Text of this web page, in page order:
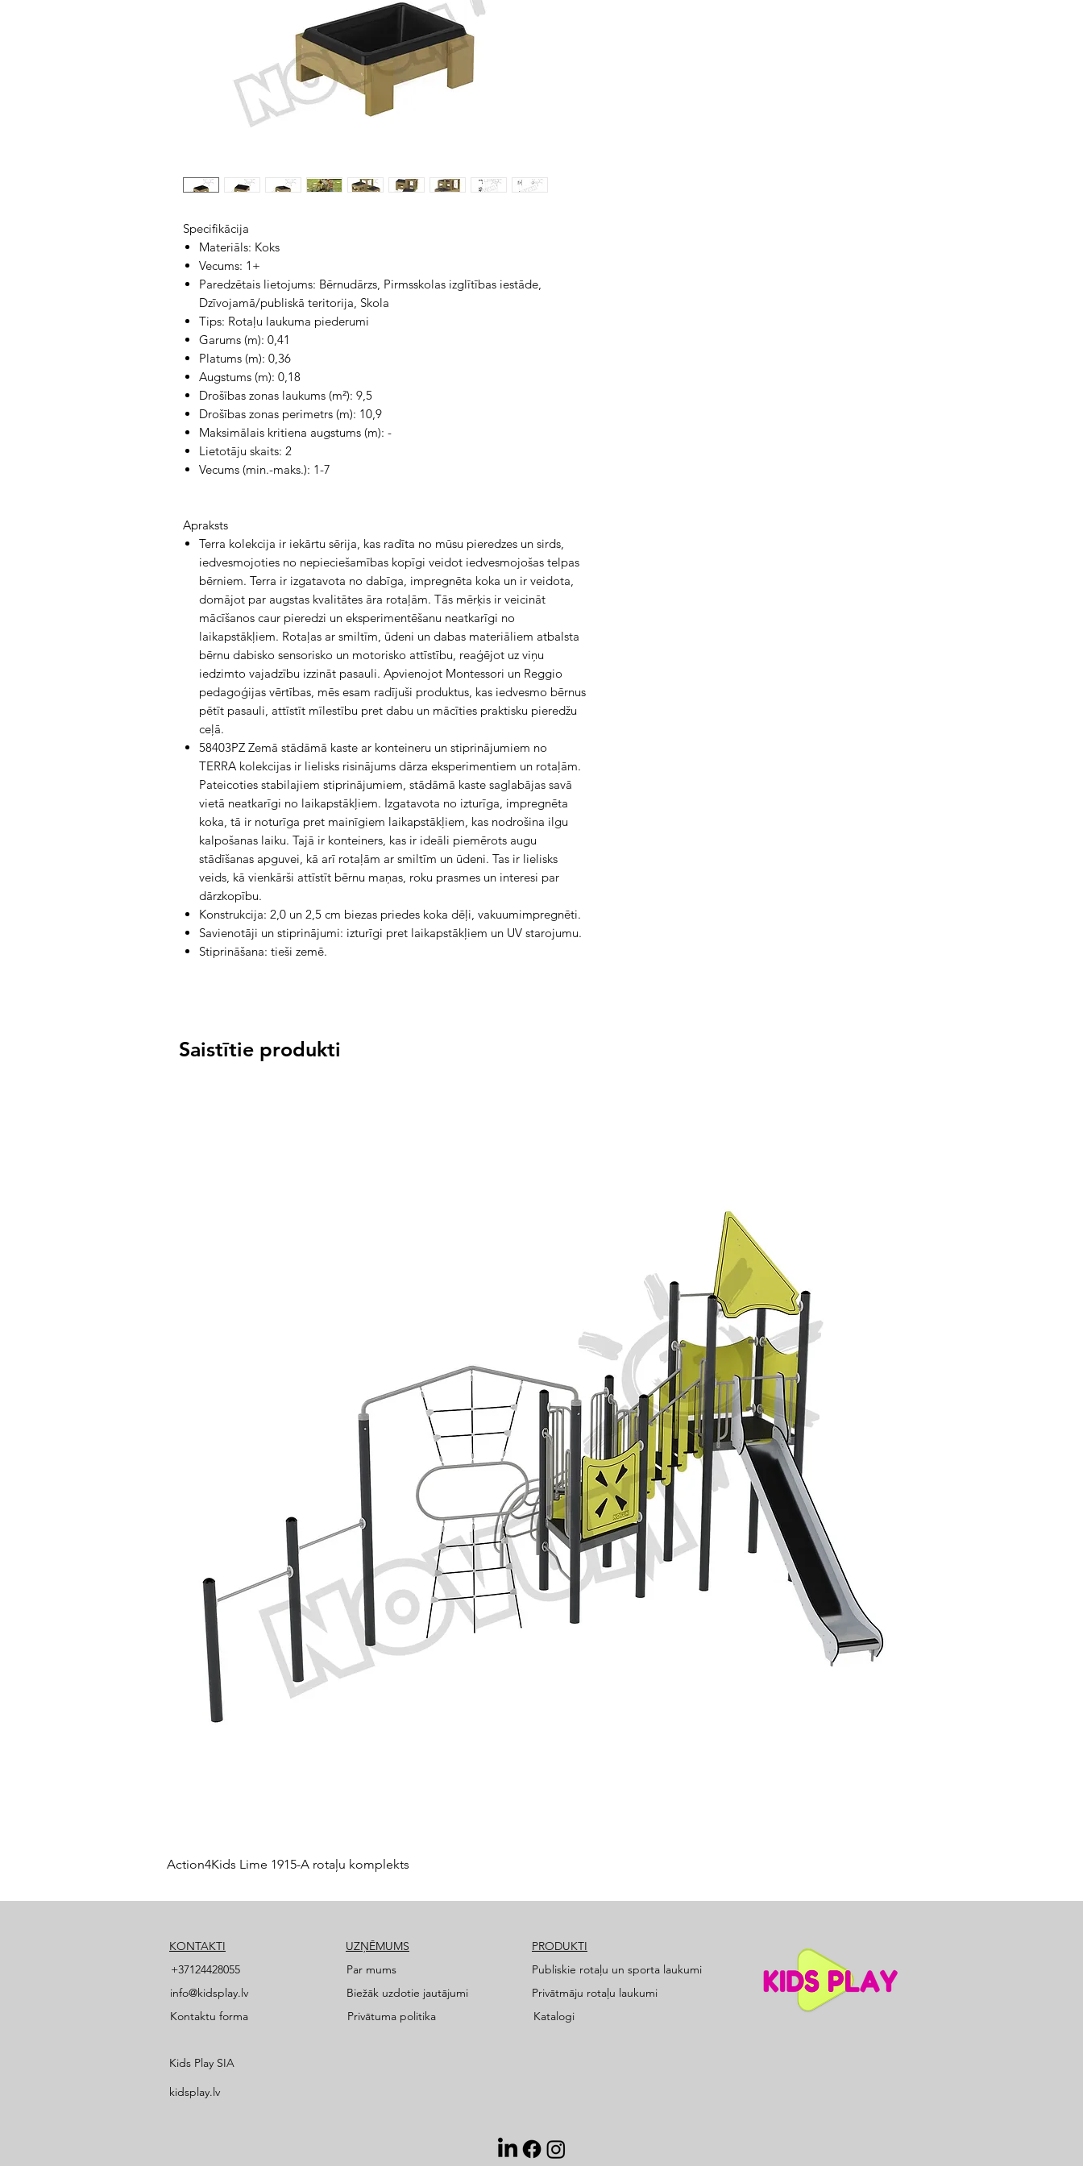
Specifikācija
Materiāls: Koks
Vecums: 1+
Paredzētais lietojums: Bērnudārzs, Pirmsskolas izglītības iestāde,
Dzīvojamā/publiskā teritorija, Skola
Tips: Rotaļu laukuma piederumi
Garums (m): 0,41
Platums (m): 0,36
Augstums (m): 0,18
Drošības zonas laukums (m²): 9,5
Drošības zonas perimetrs (m): 10,9
Maksimālais kritiena augstums (m): -
Lietotāju skaits: 2
Vecums (min.-maks.): 1-7
Apraksts
Terra kolekcija ir iekārtu sērija, kas radīta no mūsu pieredzes un sirds,
iedvesmojoties no nepieciešamības kopīgi veidot iedvesmojošas telpas
bērniem. Terra ir izgatavota no dabīga, impregnēta koka un ir veidota,
domājot par augstas kvalitātes āra rotaļām. Tās mērķis ir veicināt
mācīšanos caur pieredzi un eksperimentēšanu neatkarīgi no
laikapstākļiem. Rotaļas ar smiltīm, ūdeni un dabas materiāliem atbalsta
bērnu dabisko sensorisko un motorisko attīstību, reaģējot uz viņu
iedzimto vajadzību izzināt pasauli. Apvienojot Montessori un Reggio
pedagoģijas vērtības, mēs esam radījuši produktus, kas iedvesmo bērnus
pētīt pasauli, attīstīt mīlestību pret dabu un mācīties praktisku pieredžu
ceļā.
58403PZ Zemā stādāmā kaste ar konteineru un stiprinājumiem no
TERRA kolekcijas ir lielisks risinājums dārza eksperimentiem un rotaļām.
Pateicoties stabilajiem stiprinājumiem, stādāmā kaste saglabājas savā
vietā neatkarīgi no laikapstākļiem. Izgatavota no izturīga, impregnēta
koka, tā ir noturīga pret mainīgiem laikapstākļiem, kas nodrošina ilgu
kalpošanas laiku. Tajā ir konteiners, kas ir ideāli piemērots augu
stādīšanas apguvei, kā arī rotaļām ar smiltīm un ūdeni. Tas ir lielisks
veids, kā vienkārši attīstīt bērnu maņas, roku prasmes un interesi par
dārzkopību.
Konstrukcija: 2,0 un 2,5 cm biezas priedes koka dēļi, vakuumimpregnēti.
Savienotāji un stiprinājumi: izturīgi pret laikapstākļiem un UV starojumu.
Stiprināšana: tieši zemē.
Saistītie produkti
Action4Kids Lime 1915-A rotaļu komplekts
KONTAKTI
+37124428055
info@kidsplay.lv
Kontaktu forma
UZŅĒMUMS
Par mums
Biežāk uzdotie jautājumi
Privātuma politika
PRODUKTI
Publiskie rotaļu un sporta laukumi
Privātmāju rotaļu laukumi
Katalogi
Kids Play SIA
kidsplay.lv